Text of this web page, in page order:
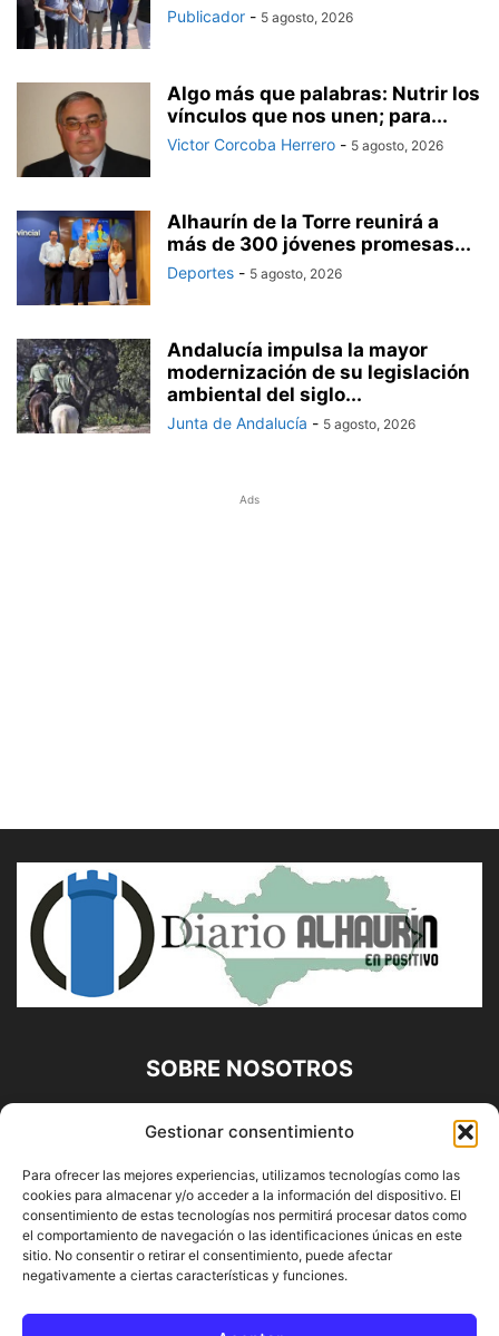
Gestionar consentimiento
Para ofrecer las mejores experiencias, utilizamos tecnologías como las
cookies para almacenar y/o acceder a la información del dispositivo. El
consentimiento de estas tecnologías nos permitirá procesar datos como
el comportamiento de navegación o las identificaciones únicas en este
sitio. No consentir o retirar el consentimiento, puede afectar
negativamente a ciertas características y funciones.
Publicador - 5 agosto, 2026
Algo más que palabras: Nutrir los
vínculos que nos unen; para...
Victor Corcoba Herrero - 5 agosto, 2026
Alhaurín de la Torre reunirá a
más de 300 jóvenes promesas...
Deportes - 5 agosto, 2026
Andalucía impulsa la mayor
modernización de su legislación
ambiental del siglo...
Junta de Andalucía - 5 agosto, 2026
Ads
SOBRE NOSOTROS
Diario Alhaurín (www.alhaurindelatorre.com) Propiedad de
Francisco E. López López | 639 95 71 95 | Noticias de
Alhaurín de la Torre, Málaga y Provincia|
Contáctanos:info@alhaurindelatorre.com
SÍGUENOS